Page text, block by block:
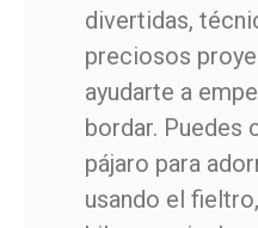
divertidas,
preciosos
ayudarte a
bordar. Puedes
pájaro para
usando el